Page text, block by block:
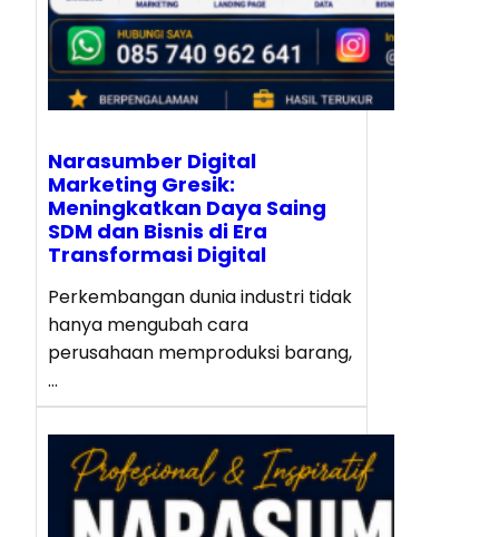
Narasumber Digital
Marketing Gresik:
Meningkatkan Daya Saing
SDM dan Bisnis di Era
Transformasi Digital
Perkembangan dunia industri tidak
hanya mengubah cara
perusahaan memproduksi barang,
…